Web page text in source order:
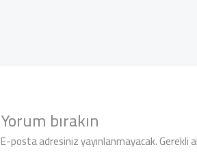
Yorum bırakın
E-posta adresiniz yayınlanmayacak.Gerekli